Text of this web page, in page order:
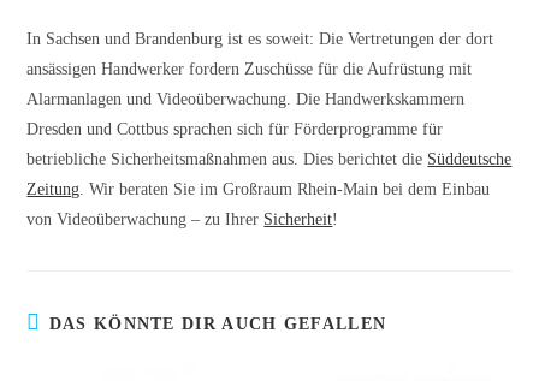
In Sachsen und Brandenburg ist es soweit: Die Vertretungen der dort
ansässigen Handwerker fordern Zuschüsse für die Aufrüstung mit
Alarmanlagen und Videoüberwachung. Die Handwerkskammern
Dresden und Cottbus sprachen sich für Förderprogramme für
betriebliche Sicherheitsmaßnahmen aus. Dies berichtet die Süddeutsche
Zeitung. Wir beraten Sie im Großraum Rhein-Main bei dem Einbau
von Videoüberwachung – zu Ihrer Sicherheit!
DAS KÖNNTE DIR AUCH GEFALLEN